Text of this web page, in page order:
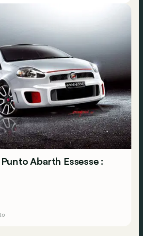
Abarth Essesse :